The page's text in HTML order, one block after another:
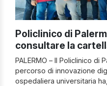
Policlinico di
consultare la
PALERMO – Il Policlinico di
percorso di innovazione
ospedaliera universitaria